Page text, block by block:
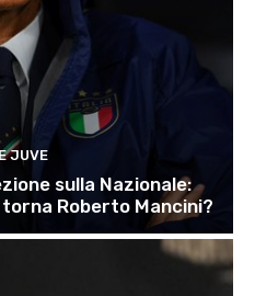
JUVE
sulla Nazionale:
torna Roberto Mancini?